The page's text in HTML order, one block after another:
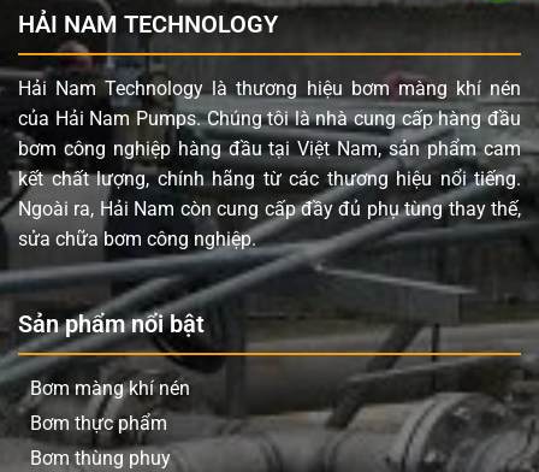
HẢI NAM TECHNOLOGY
Hải Nam Technology là thương hiệu bơm màng khí nén
của Hải Nam Pumps. Chúng tôi là nhà cung cấp hàng đầu
bơm công nghiệp hàng đầu tại Việt Nam, sản phẩm cam
kết chất lượng, chính hãng từ các thương hiệu nổi tiếng.
Ngoài ra, Hải Nam còn cung cấp đầy đủ phụ tùng thay thế,
sửa chữa bơm công nghiệp.
Sản phẩm nổi bật
Bơm màng khí nén
Bơm thực phẩm
Bơm thùng phuy